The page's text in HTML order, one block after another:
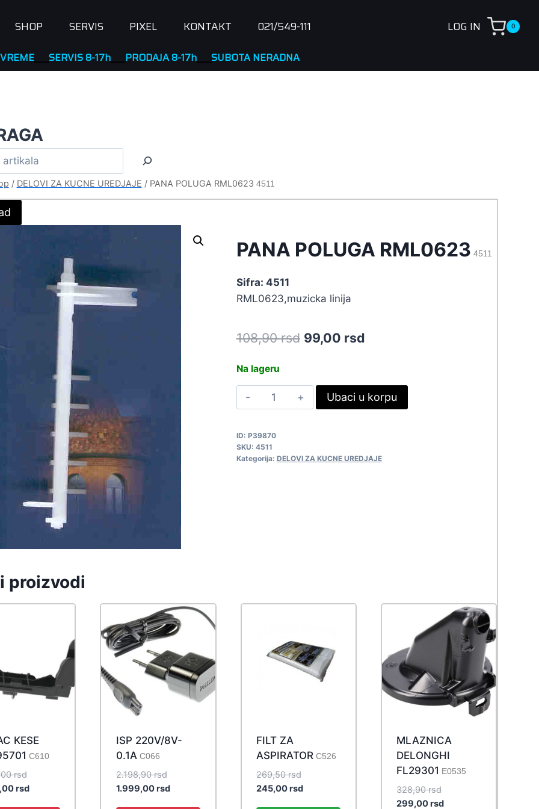
SHOP SERVIS PIXEL KONTAKT 021/549-111 LOG IN 0
____SERVIS 8-17h____PRODAJA 8-17h____SUBOTA NERADNA
/ DELOVI ZA KUCNE UREDJAJE / PANA POLUGA RML0623 4511
PANA POLUGA RML0623 4511
Sifra: 4511
RML0623,muzicka linija
108,90rsd Original
108,90 rsd.
99,00 rsdCurrent
99,00 rsd.
Na lageru
PANA
POLUGA
4511
quantity
Ubaci u korpu
ID: P39870
SKU: 4511
Kategorija: DELOVI ZA KUCNE UREDJAJE
proizvodi
KESE
C610
rsdOriginal
price
rsdCurrent
ISP 220V/8V-
0.1A C066
2.198,90rsdOriginal
price
1.999,00rsdCurrent
FILT ZA
ASPIRATOR C526
269,50rsdOriginal
price
245,00rsdCurrent
MLAZNICA
DELONGHI
FL29301 E0535
328,90rsdOriginal
price
299,00rsdCurrent